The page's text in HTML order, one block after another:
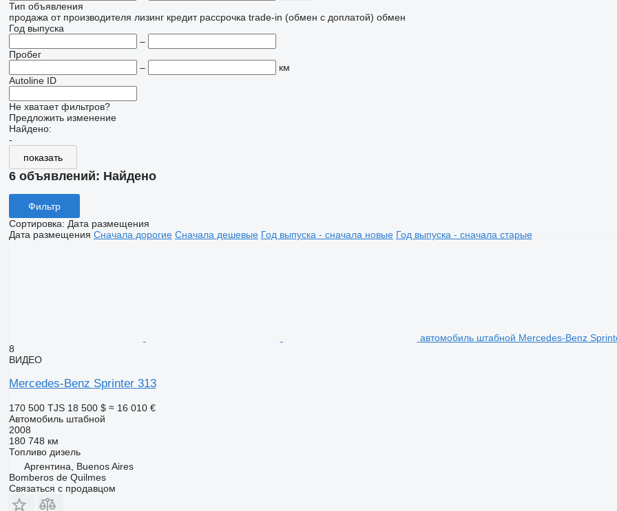
Тип объявления
продажа от производителя лизинг кредит рассрочка trade-in (обмен с доплатой) обмен
Год выпуска
–
Пробег
–
км
Autoline ID
Не хватает фильтров?
Предложить изменение
Найдено:
-
показать
6 объявлений: Найдено
Фильтр
Сортировка: Дата размещения
Дата размещения Сначала дорогие Сначала дешевые Год выпуска - сначала новые Год выпуска - сначала старые
автомобиль штабной Mercedes-Benz
8
ВИДЕО
Mercedes-Benz Sprinter 313
170 500 TJS 18 500 $ ≈ 16 010 €
Автомобиль штабной
2008
180 748 км
Топливо дизель
Аргентина, Buenos Aires
Bomberos de Quilmes
Связаться с продавцом